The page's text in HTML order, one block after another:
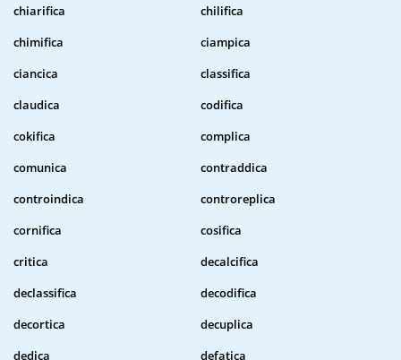
chiarifica
chilifica
chimifica
ciampica
ciancica
classifica
claudica
codifica
cokifica
complica
comunica
contraddica
controindica
controreplica
cornifica
cosifica
critica
decalcifica
declassifica
decodifica
decortica
decuplica
dedica
defatica